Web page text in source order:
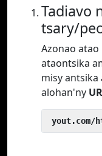
Tadiavo
tsary/
Azonao
ataontsika
misy
alohan'ny
yout.com/